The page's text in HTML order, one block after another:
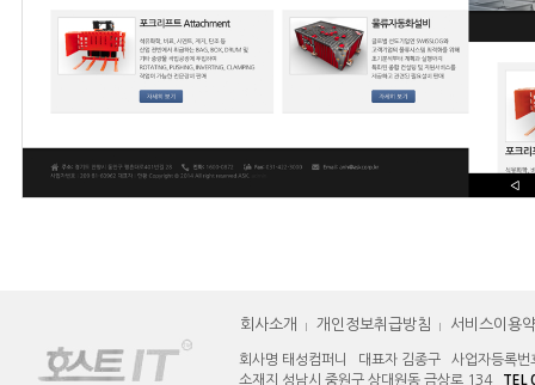
회사소개 개인정보취급방침 서비스이용
회사명 태성컴퍼니 대표자 김종구 사업자등록
소재지 성남시 중원구 상대원동 금상로 134 TEL